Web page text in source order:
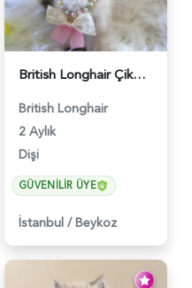
British Longhair Çikolata Nadir Renk Göz Kamaştırıcı - 6117
British Longhair
2 Aylık
Dişi
GÜVENILIR ÜYE
İstanbul / Beykoz